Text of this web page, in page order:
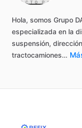
Hola, somos Grupo
especializada en la
suspensión, dirección
tractocamiones…